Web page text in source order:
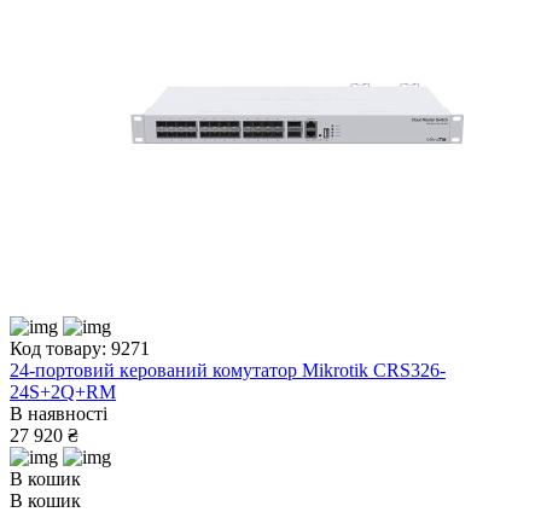
Код товару: 9271
24-портовий керований комутатор Mikrotik CRS326-
24S+2Q+RM
В наявності
27 920 ₴
В кошик
В кошик